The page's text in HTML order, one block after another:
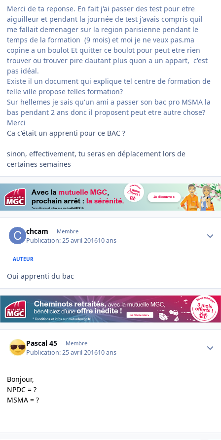
Merci de ta reponse. En fait j'ai passer des test pour etre
aiguilleur et pendant la journée de test j'avais compris quil
me fallait demenager sur la region parisienne pendant le
temps de la formation (9 mois) et moi je ne veux pas.ma
copine a un boulot Et quitter ce boulot pour peut etre rien
trouver ou trouver pire dautant plus quon a un appart, c'est
pas idéal.
Existe il un document qui explique tel centre de formation de
telle ville propose telles formation?
Sur hellemes je sais qu'un ami a passer son bac pro MSMA la
bas pendant 2 ans donc il proposent peut etre autre chose?
Merci
Ca c'était un apprenti pour ce BAC ?
sinon, effectivement, tu seras en déplacement lors de
certaines semaines
chcam Membre
Publication:25 avril 201610 ans
AUTEUR
Oui apprenti du bac
Pascal 45 Membre
Publication:25 avril 201610 ans
Bonjour,
NPDC = ?
MSMA = ?